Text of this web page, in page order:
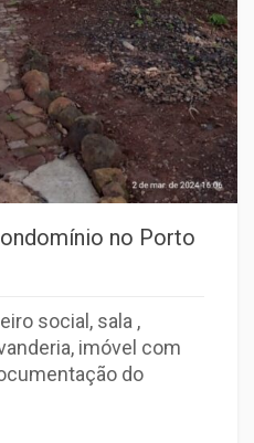
no Porto
social, sala ,
imóvel com
do